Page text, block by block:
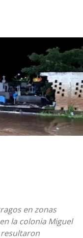
en zonas
la colonia Miguel
resultaron